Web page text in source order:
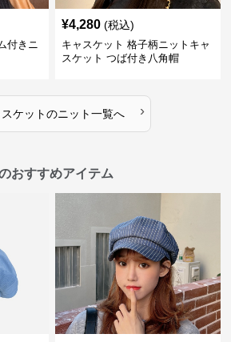
付きニ
¥4,280 (税込)
キャスケット 格子柄ニットキャ
スケット つば付き八角帽
ケットのニット一覧へ ›
おすすめアイテム